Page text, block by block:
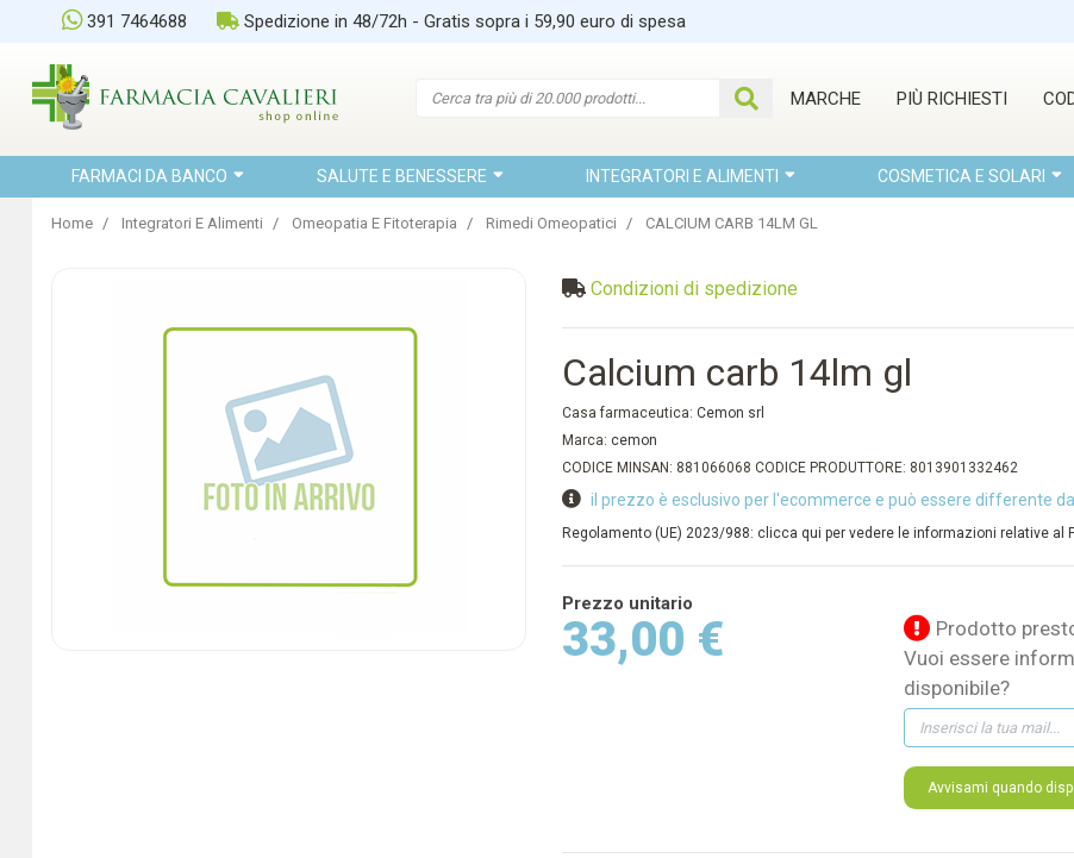
391 7464688 Spedizione in 48/72h - Gratis sopra i 59,90 euro di spesa
MARCHE PIÙ RICHIESTI
FARMACI DA BANCO SALUTE E BENESSERE INTEGRATORI E ALIMENTI COSMETICA E SOLARI
Home Integratori E Alimenti Omeopatia E Fitoterapia Rimedi Omeopatici CALCIUM CARB 14LM GL
Condizioni di spedizione
Calcium carb 14lm gl
Casa farmaceutica:Cemon srl
Marca: cemon
CODICE MINSAN: 881066068 CODICE PRODUTTORE: 8013901332462
il prezzo è esclusivo per l'ecommerce e può essere differente
Regolamento (UE) 2023/988: clicca qui per vedere le informazioni relative al
Prezzo unitario
33,00 €
Prodotto
Vuoi essere
disponibile?
Avvisami quando